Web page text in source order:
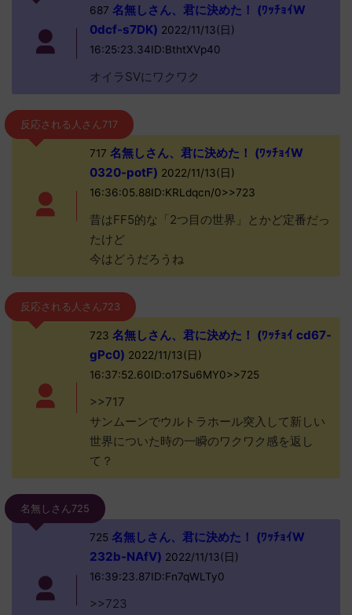
687 名無しさん、君に決めた！ (ﾜｯﾁｮｲW
0dcf-s7DK) 2022/11/13(日)
16:25:23.34ID:BthtXVp40
オイラSVにワクワク
反応される人さん717
717 名無しさん、君に決めた！ (ﾜｯﾁｮｲW
0320-potF) 2022/11/13(日)
16:36:05.88ID:KRLdqcn/0>>723
昔はFF5的な「2つ目の世界」とかど定番だっ
たけど
今はどうだろうね
反応される人さん723
723 名無しさん、君に決めた！ (ﾜｯﾁｮｲ cd67-
gPc0) 2022/11/13(日)
16:37:52.60ID:o17Su6MY0>>725
>>717
サンムーンでウルトラホール突入して新しい
世界についた時の一瞬のワクワク感を返し
て？
名無しさん725
725名無しさん、君に決めた！ (ﾜｯﾁｮｲW
232b-NAfV) 2022/11/13(日)
16:39:23.87ID:Fn7qWLTy0
>>723